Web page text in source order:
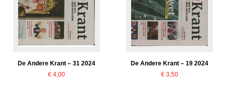
De Andere Krant – 31 2024
€ 4,00
De Andere Krant – 19 2024
€ 3,50